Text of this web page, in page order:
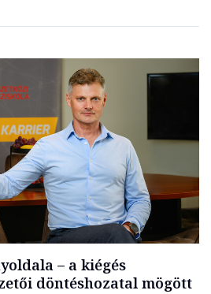
– a kiégés
döntéshozatal mögött